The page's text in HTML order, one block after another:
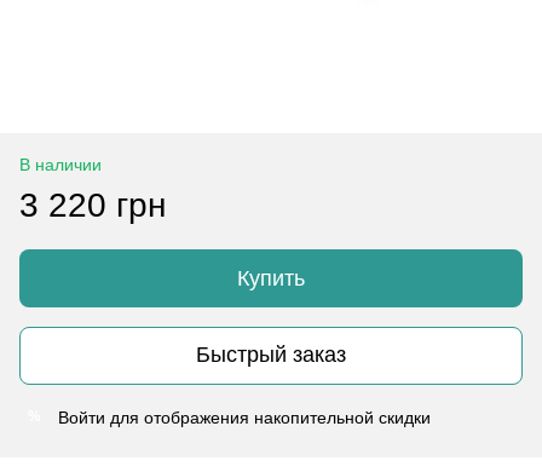
В наличии
3 220 грн
Купить
Быстрый заказ
Войти для отображения накопительной скидки